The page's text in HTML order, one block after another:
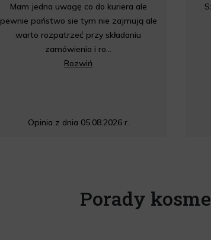
Mam jedna uwagę co do kuriera ale
pewnie państwo sie tym nie zajmują ale
warto rozpatrzeć przy składaniu
zamówienia i ro...
Rozwiń
Opinia z dnia 05.08.2026 r.
Porady